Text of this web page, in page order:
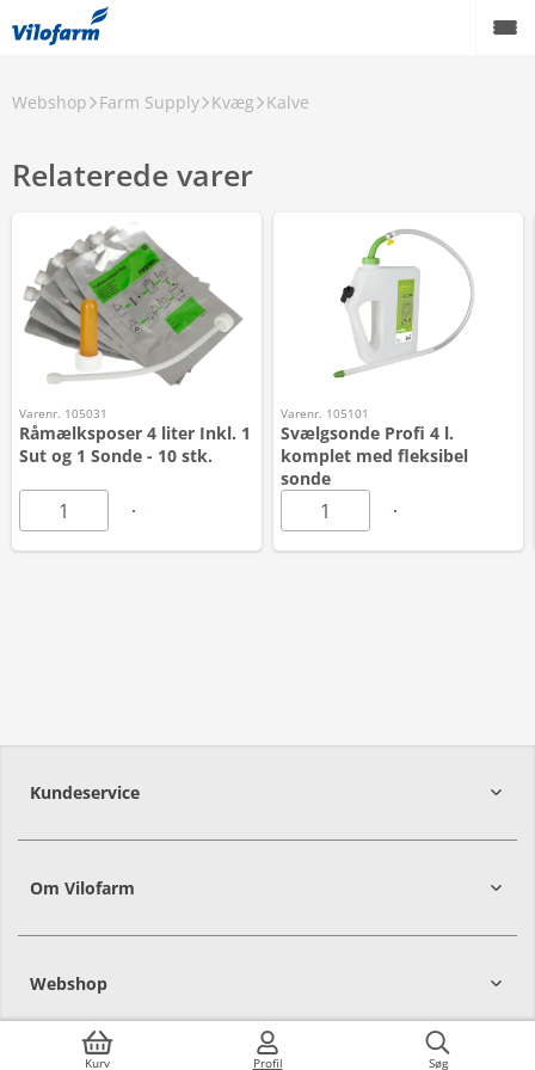
Kurv Profil Søg
Webshop Farm Supply Kvæg Kalve
Relaterede varer
Varenr. 105031
Råmælksposer 4 liter Inkl. 1
Sut og 1 Sonde - 10 stk.
Varenr. 105101
Svælgsonde Profi 4 l.
komplet med fleksibel
sonde
Kundeservice
Om Vilofarm
Webshop